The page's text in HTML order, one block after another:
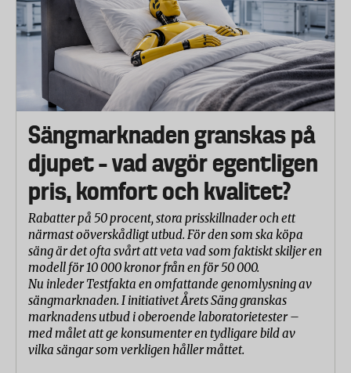
Sängmarknaden granskas på
djupet – vad avgör egentligen
pris, komfort och kvalitet?
Rabatter på 50 procent, stora prisskillnader och ett
närmast oöverskådligt utbud. För den som ska köpa
säng är det ofta svårt att veta vad som faktiskt skiljer en
modell för 10 000 kronor från en för 50 000.
Nu inleder Testfakta en omfattande genomlysning av
sängmarknaden. I initiativet Årets Säng granskas
marknadens utbud i oberoende laboratorietester –
med målet att ge konsumenter en tydligare bild av
vilka sängar som verkligen håller måttet.